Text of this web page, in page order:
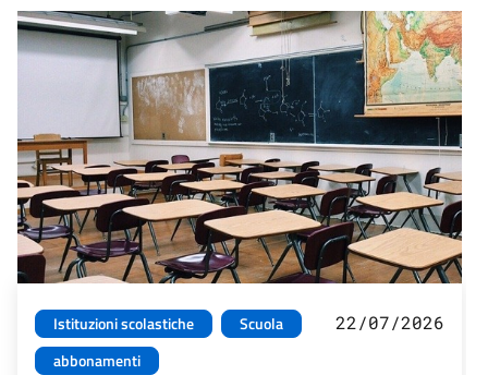
Istituzioni scolastiche
Scuola
abbonamenti
22/07/2026